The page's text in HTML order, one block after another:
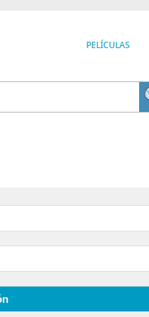
PELÍCULAS